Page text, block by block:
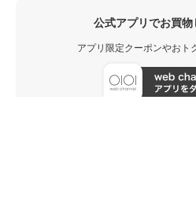
公式アプリでお買物
アプリ限定クーポンやおト